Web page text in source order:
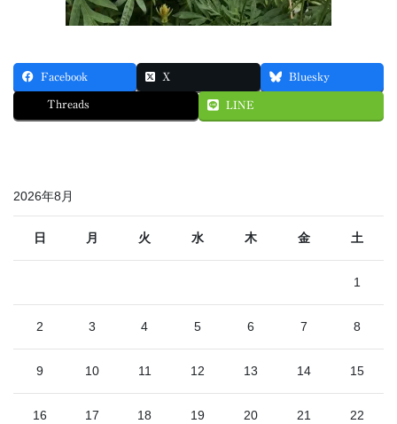
Facebook X Bluesky
Threads LINE
2026年8月
日 月 火 水 木 金 土
1
2 3 4 5 6 7 8
9 10 11 12 13 14 15
16 17 18 19 20 21 22